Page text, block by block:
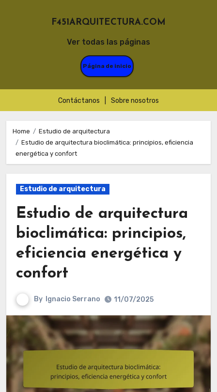
Ver todas las páginas
F451ARQUITECTURA.COM
Página de inicio
Contáctanos Sobre nosotros
content
Home
Estudio de arquitectura
Estudio de arquitectura bioclimática: principios, eficiencia
energética y confort
Estudio de arquitectura
Estudio de arquitectura
bioclimática: principios,
eficiencia energética y
confort
By Ignacio Serrano 11/07/2025